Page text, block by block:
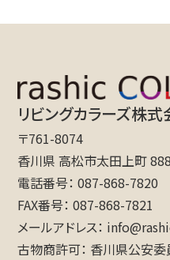
リビングカラーズ株式
〒761-8074
香川県 高松市太田上町
電話番号 087-868-7820
FAX番号 087-868-7821
メールアドレス
古物商許可 香川県公安